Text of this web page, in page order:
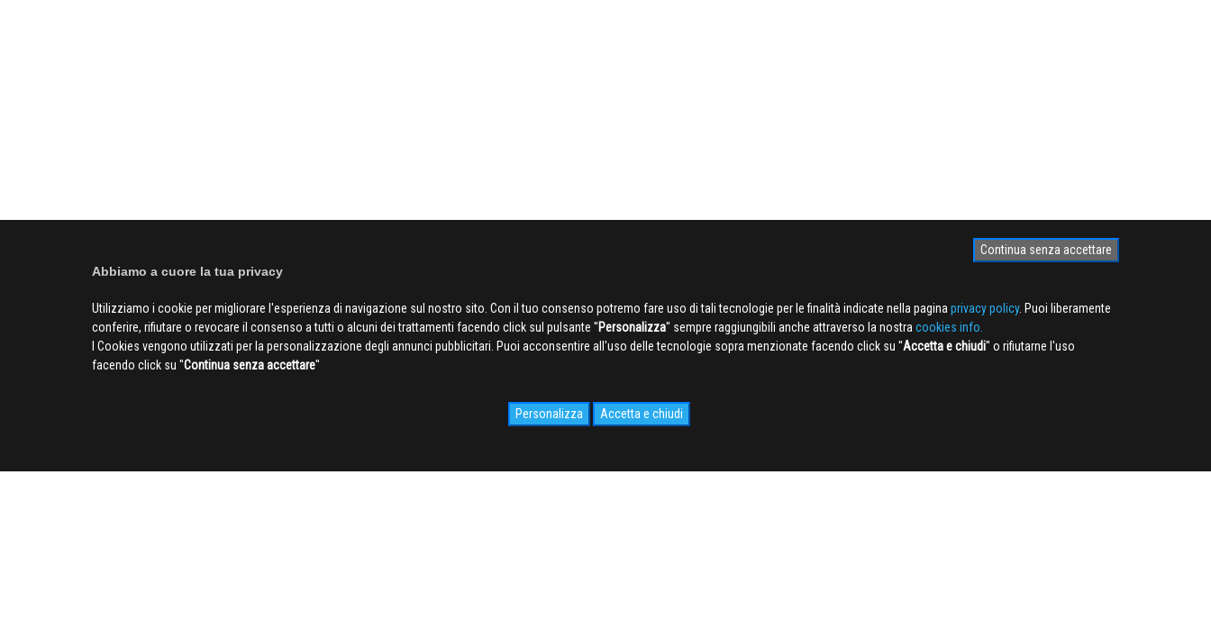
Continua senza accettare
Abbiamo a cuore la tua privacy
Utilizziamo i cookie per migliorare l'esperienza di navigazione sul nostro sito. Con il tuo consenso potremo fare uso di tali tecnologie per le finalità indicate nella pagina privacy policy. Puoi liberamente
conferire, rifiutare o revocare il consenso a tutti o alcuni dei trattamenti facendo click sul pulsante ''Personalizza'' sempre raggiungibili anche attraverso la nostra cookies info.
I Cookies vengono utilizzati per la personalizzazione degli annunci pubblicitari. Puoi acconsentire all'uso delle tecnologie sopra menzionate facendo click su ''Accetta e chiudi'' o rifiutarne l'uso
facendo click su ''Continua senza accettare''
Personalizza Accetta e chiudi